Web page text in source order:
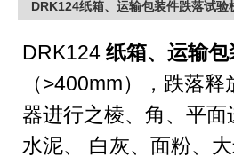
DRK124纸箱、运输包装件跌落试验
DRK124 纸箱、运输
（>400mm），跌落
器进行之棱、角、平
水泥、 白灰、面粉、